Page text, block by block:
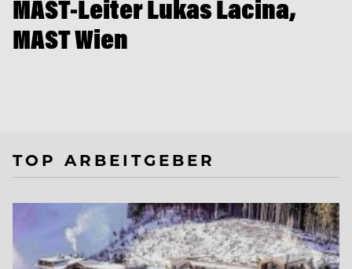
MAST-Leiter Lukas Lacina,
MAST Wien
TOP ARBEITGEBER